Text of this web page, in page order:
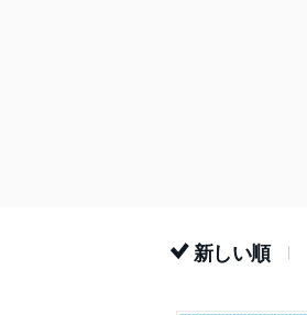
新しい順